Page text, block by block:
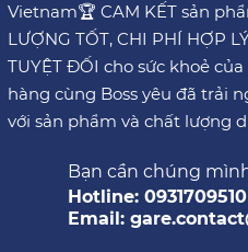
Vietnam🏆 CAM KẾT sản
LƯỢNG TỐT, CHI PHÍ HỢP
TUYỆT ĐỐI cho sức khoẻ
hàng cùng Boss yêu đã trải
với sản phẩm và chất lượng
Bạn cần chúng
Hotline: 0931709510
Email: